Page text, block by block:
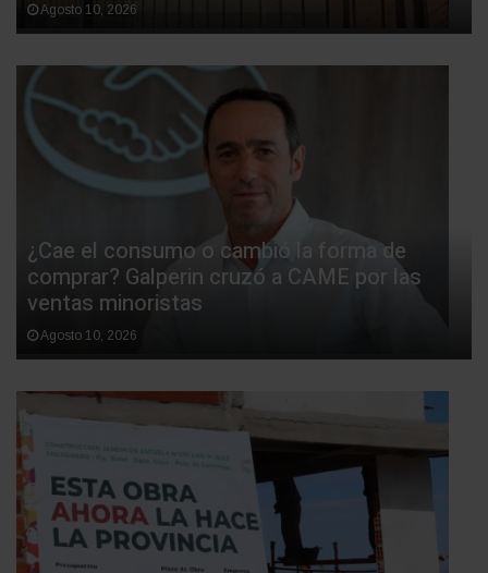
Agosto 10, 2026
¿Cae el consumo o cambió la forma de
comprar? Galperin cruzó a CAME por las
ventas minoristas
Agosto 10, 2026